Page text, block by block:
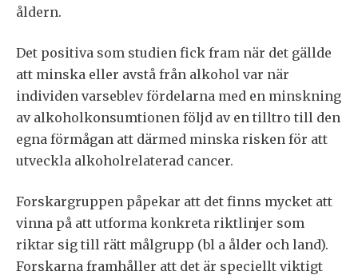
åldern.
Det positiva som studien fick fram när det gällde
att minska eller avstå från alkohol var när
individen varseblev fördelarna med en minskning
av alkoholkonsumtionen följd av en tilltro till den
egna förmågan att därmed minska risken för att
utveckla alkoholrelaterad cancer.
Forskargruppen påpekar att det finns mycket att
vinna på att utforma konkreta riktlinjer som
riktar sig till rätt målgrupp (bl a ålder och land).
Forskarna framhåller att det är speciellt viktigt